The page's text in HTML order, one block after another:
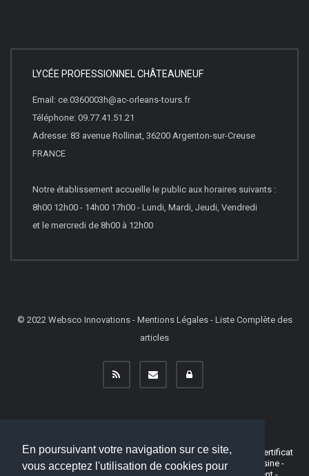
En poursuivant votre navigation sur ce site,
vous acceptez l'utilisation de cookies pour
LYCÉE PROFESSIONNEL CHÂTEAUNEUF
Email: ce.0360003h@ac-orleans-tours.fr
Téléphone: 09.77.41.51.21
Adresse: 83 avenue Rollinat, 36200 Argenton-sur-Creuse
FRANCE
Notre établissement accueille le public aux horaires suivants :
8h00 12h00 - 14h00 17h00 - Lundi, Mardi, Jeudi, Vendredi
et le mercredi de 8h00 à 12h00
© 2022 Websco Innovations- Mentions Légales- Liste Complète des
articles
Baccalauréat Professionnel - Brevet de technicien supérieur - Certificat
d’aptitude professionnelle - Apprentissage - Entreprise - Cuisine -